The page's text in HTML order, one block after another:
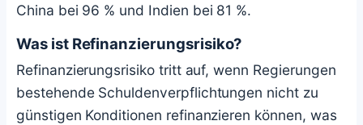
China bei 96 % und Indien bei 81 %.
Was ist Refinanzierungsrisiko?
Refinanzierungsrisiko tritt auf, wenn Regierungen
bestehende Schuldenverpflichtungen nicht zu
günstigen Konditionen refinanzieren können, was